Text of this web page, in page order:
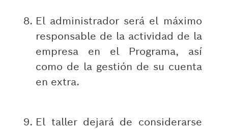
El administrador será el máximo
responsable de la actividad de la
empresa en el Programa, así
como de la gestión de su cuenta
en extra.
El taller dejará de considerarse